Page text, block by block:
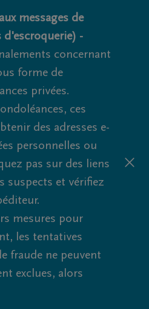
messages de
-
concernant
forme de
privées.
ces
des adresses e-
personnelles ou
pas sur des liens
suspects et vérifiez
mesures pour
les tentatives
fraude ne peuvent
exclues, alors